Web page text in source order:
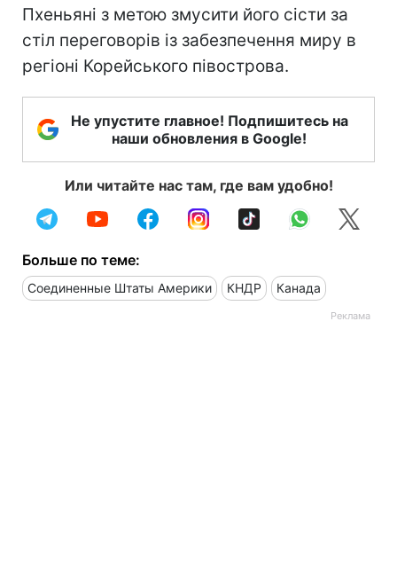
Пхеньяні з метою змусити його сісти за
стіл переговорів із забезпечення миру в
регіоні Корейського півострова.
Не упустите главное! Подпишитесь на
наши обновления в Google!
Или читайте нас там, где вам удобно!
Больше по теме:
Соединенные Штаты Америки КНДР Канада